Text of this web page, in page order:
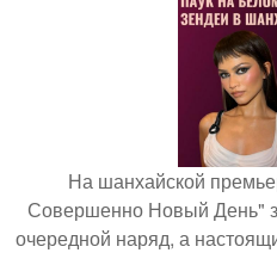
На шанхайской
Совершенно Новый День"
очередной наряд, а